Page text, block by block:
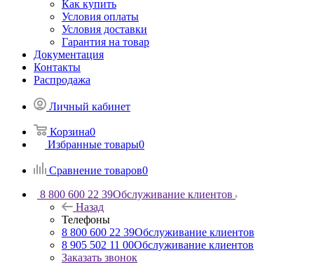
Как купить
Условия оплаты
Условия доставки
Гарантия на товар
Документация
Контакты
Распродажа
Личный кабинет
Корзина0
Избранные товары0
Сравнение товаров0
8 800 600 22 39Обслуживание клиентов
Назад
Телефоны
8 800 600 22 39Обслуживание клиентов
8 905 502 11 00Обслуживание клиентов
Заказать звонок